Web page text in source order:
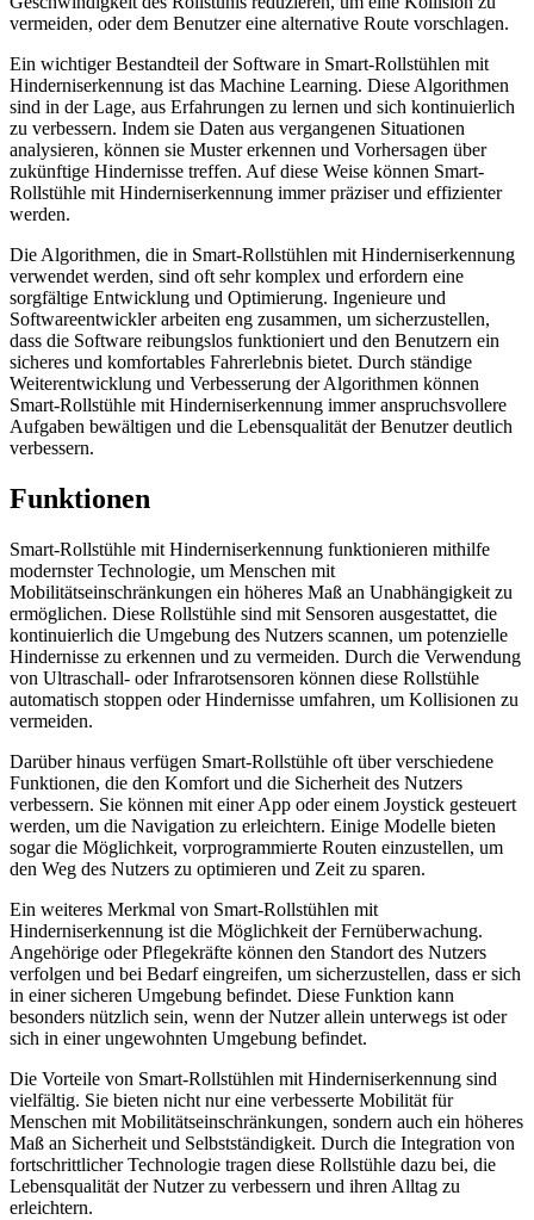
vermeiden, oder dem Benutzer eine alternative Route vorschlagen.
Ein wichtiger Bestandteil der Software in Smart-Rollstühlen mit
Hinderniserkennung ist das Machine Learning. Diese Algorithmen
sind in der Lage, aus Erfahrungen zu lernen und sich kontinuierlich
zu verbessern. Indem sie Daten aus vergangenen Situationen
analysieren, können sie Muster erkennen und Vorhersagen über
zukünftige Hindernisse treffen. Auf diese Weise können Smart-
Rollstühle mit Hinderniserkennung immer präziser und effizienter
werden.
Die Algorithmen, die in Smart-Rollstühlen mit Hinderniserkennung
verwendet werden, sind oft sehr komplex und erfordern eine
sorgfältige Entwicklung und Optimierung. Ingenieure und
Softwareentwickler arbeiten eng zusammen, um sicherzustellen,
dass die Software reibungslos funktioniert und den Benutzern ein
sicheres und komfortables Fahrerlebnis bietet. Durch ständige
Weiterentwicklung und Verbesserung der Algorithmen können
Smart-Rollstühle mit Hinderniserkennung immer anspruchsvollere
Aufgaben bewältigen und die Lebensqualität der Benutzer deutlich
verbessern.
Funktionen
Smart-Rollstühle mit Hinderniserkennung funktionieren mithilfe
modernster Technologie, um Menschen mit
Mobilitätseinschränkungen ein höheres Maß an Unabhängigkeit zu
ermöglichen. Diese Rollstühle sind mit Sensoren ausgestattet, die
kontinuierlich die Umgebung des Nutzers scannen, um potenzielle
Hindernisse zu erkennen und zu vermeiden. Durch die Verwendung
von Ultraschall- oder Infrarotsensoren können diese Rollstühle
automatisch stoppen oder Hindernisse umfahren, um Kollisionen zu
vermeiden.
Darüber hinaus verfügen Smart-Rollstühle oft über verschiedene
Funktionen, die den Komfort und die Sicherheit des Nutzers
verbessern. Sie können mit einer App oder einem Joystick gesteuert
werden, um die Navigation zu erleichtern. Einige Modelle bieten
sogar die Möglichkeit, vorprogrammierte Routen einzustellen, um
den Weg des Nutzers zu optimieren und Zeit zu sparen.
Ein weiteres Merkmal von Smart-Rollstühlen mit
Hinderniserkennung ist die Möglichkeit der Fernüberwachung.
Angehörige oder Pflegekräfte können den Standort des Nutzers
verfolgen und bei Bedarf eingreifen, um sicherzustellen, dass er sich
in einer sicheren Umgebung befindet. Diese Funktion kann
besonders nützlich sein, wenn der Nutzer allein unterwegs ist oder
sich in einer ungewohnten Umgebung befindet.
Die Vorteile von Smart-Rollstühlen mit Hinderniserkennung sind
vielfältig. Sie bieten nicht nur eine verbesserte Mobilität für
Menschen mit Mobilitätseinschränkungen, sondern auch ein höheres
Maß an Sicherheit und Selbstständigkeit. Durch die Integration von
fortschrittlicher Technologie tragen diese Rollstühle dazu bei, die
Lebensqualität der Nutzer zu verbessern und ihren Alltag zu
erleichtern.